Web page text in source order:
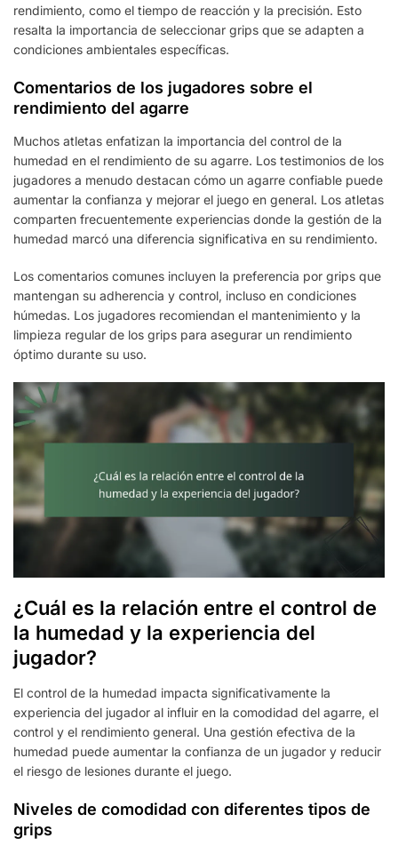
rendimiento, como el tiempo de reacción y la precisión. Esto
resalta la importancia de seleccionar grips que se adapten a
condiciones ambientales específicas.
Comentarios de los jugadores sobre el
rendimiento del agarre
Muchos atletas enfatizan la importancia del control de la
humedad en el rendimiento de su agarre. Los testimonios de los
jugadores a menudo destacan cómo un agarre confiable puede
aumentar la confianza y mejorar el juego en general. Los atletas
comparten frecuentemente experiencias donde la gestión de la
humedad marcó una diferencia significativa en su rendimiento.
Los comentarios comunes incluyen la preferencia por grips que
mantengan su adherencia y control, incluso en condiciones
húmedas. Los jugadores recomiendan el mantenimiento y la
limpieza regular de los grips para asegurar un rendimiento
óptimo durante su uso.
¿Cuál es la relación entre el control de
la humedad y la experiencia del
jugador?
El control de la humedad impacta significativamente la
experiencia del jugador al influir en la comodidad del agarre, el
control y el rendimiento general. Una gestión efectiva de la
humedad puede aumentar la confianza de un jugador y reducir
el riesgo de lesiones durante el juego.
Niveles de comodidad con diferentes tipos de
grips